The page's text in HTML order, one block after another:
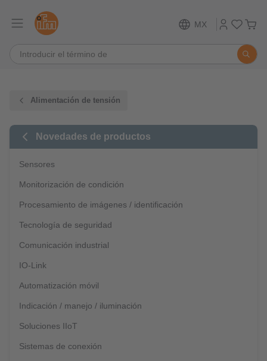
MX
Alimentación de tensión
Novedades de productos
Sensores
Monitorización de condición
Procesamiento de imágenes / identificación
Tecnología de seguridad
Comunicación industrial
IO-Link
Automatización móvil
Indicación / manejo / iluminación
Soluciones IIoT
Sistemas de conexión